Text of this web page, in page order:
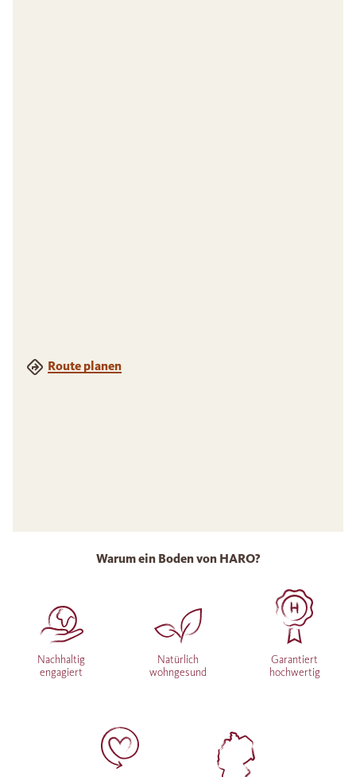
Route planen
Warum ein Boden von HARO?
Nachhaltig
engagiert
Natürlich
wohngesund
Garantiert
hochwertig